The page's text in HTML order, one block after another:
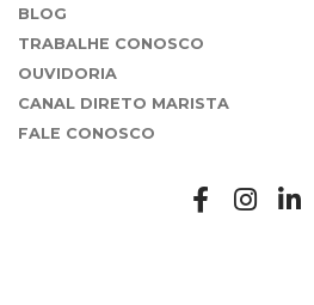
BLOG
TRABALHE CONOSCO
OUVIDORIA
CANAL DIRETO MARISTA
FALE CONOSCO